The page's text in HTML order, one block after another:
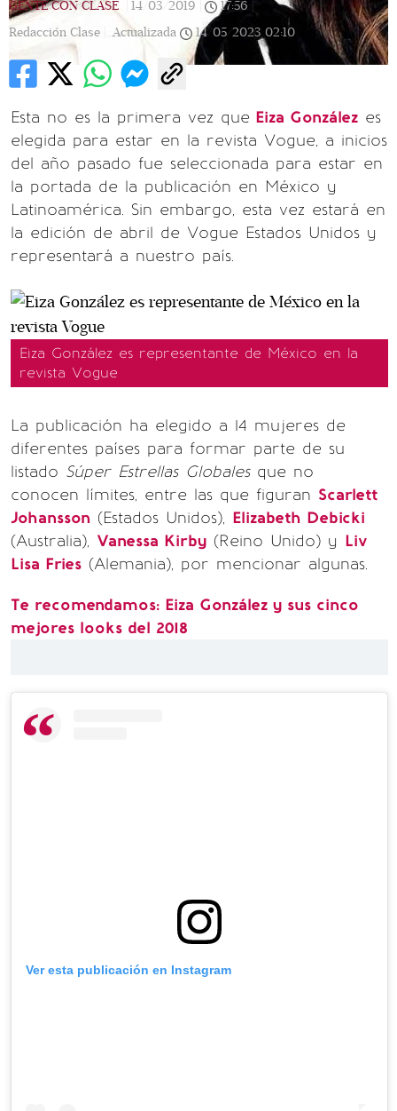
GENTE CON CLASE 14/03/2019 17:56
Redacción Clase |
Actualizada 14/05/2023 02:10
Esta no es la primera vez que Eiza González es
elegida para estar en la revista Vogue, a inicios
del año pasado fue seleccionada para estar en
la portada de la publicación en México y
Latinoamérica. Sin embargo, esta vez estará en
la edición de abril de Vogue Estados Unidos y
representará a nuestro país.
Eiza González es representante de México en la
revista Vogue
La publicación ha elegido a 14 mujeres de
diferentes países para formar parte de su
listado Súper Estrellas Globalesque no
conocen límites, entre las que figuran Scarlett
Johansson (Estados Unidos), Elizabeth Debicki
(Australia), Vanessa Kirby (Reino Unido) y Liv
Lisa Fries (Alemania), por mencionar algunas.
Te recomendamos: Eiza González y sus cinco
mejores looks del 2018
Ver esta publicación en Instagram